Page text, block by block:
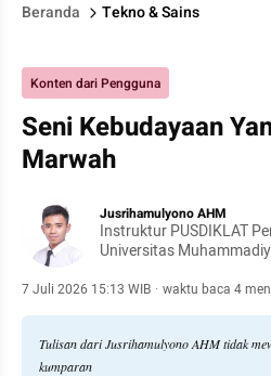
Beranda Tekno & Sains
Konten dari Pengguna
Seni Kebudayaan
Marwah
Jusrihamulyono AHM
Instruktur PUSDIKLAT
Universitas
Doktoral Ilmu Hukum
7 Juli 2026 15:13 WIB · waktu baca 4
Tulisan dari Jusrihamulyono AHM tidak
kumparan